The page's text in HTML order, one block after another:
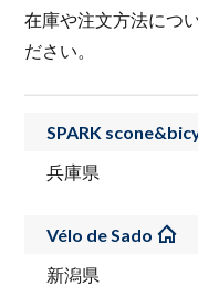
在庫や注文方法につ
ださい。
SPARK
兵庫県
Vélo de Sado
新潟県